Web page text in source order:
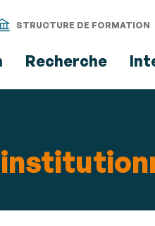
STRUCTURE DE FORMATION
Recherche